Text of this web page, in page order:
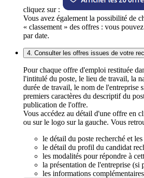
cliquez sur :
Vous avez également la possibilité de
« classement » des offres : vous
par date.
4. Consulter les offres issues de votre
Pour chaque offre d'emploi restituée
l'intitulé du poste, le lieu de travail, la
durée de travail, le nom de l'entreprise
premiers caractères du descriptif du
publication de l'offre.
Vous accédez au détail d'une offre en
ou sur le logo sur la gauche. Vous
le détail du poste recherché et
le détail du profil du candidat
les modalités pour répondre à
la présentation de l'entreprise (si
les informations